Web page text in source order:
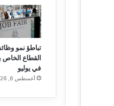
تباطؤ نمو
القطاع الخاص
في يوليو
أغسطس 6, 2026